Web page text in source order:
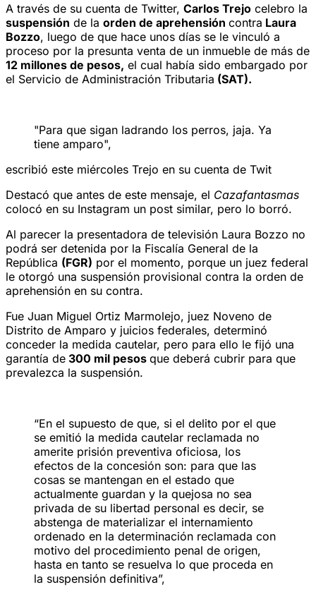
A través de su cuenta de Twitter, Carlos Trejo celebro la
suspensión de la orden de aprehensión contra Laura
Bozzo, luego de que hace unos días se le vinculó a
proceso por la presunta venta de un inmueble de más de
12 millones de pesos, el cual había sido embargado por
el Servicio de Administración Tributaria (SAT).
"Para que sigan ladrando los perros, jaja. Ya
tiene amparo",
escribió este miércoles Trejo en su cuenta de Twit
Destacó que antes de este mensaje, el Cazafantasmas
colocó en su Instagram un post similar, pero lo borró.
Al parecer la presentadora de televisión Laura Bozzo no
podrá ser detenida por la Fiscalía General de la
República (FGR) por el momento, porque un juez federal
le otorgó una suspensión provisional contra la orden de
aprehensión en su contra.
Fue Juan Miguel Ortiz Marmolejo, juez Noveno de
Distrito de Amparo y juicios federales, determinó
conceder la medida cautelar, pero para ello le fijó una
garantía de 300 mil pesos que deberá cubrir para que
prevalezca la suspensión.
“En el supuesto de que, si el delito por el que
se emitió la medida cautelar reclamada no
amerite prisión preventiva oficiosa, los
efectos de la concesión son: para que las
cosas se mantengan en el estado que
actualmente guardan y la quejosa no sea
privada de su libertad personal es decir, se
abstenga de materializar el internamiento
ordenado en la determinación reclamada con
motivo del procedimiento penal de origen,
hasta en tanto se resuelva lo que proceda en
la suspensión definitiva”,